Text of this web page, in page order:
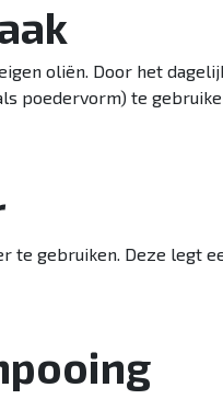
oliën. Door het
poedervorm) te
te gebruiken. Deze legt